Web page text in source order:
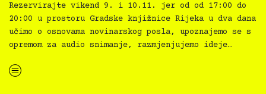
Rezervirajte vikend 9. i 10.11. jer od od 17:00 do
20:00 u prostoru Gradske knjižnice Rijeka u dva dana
učimo o osnovama novinarskog posla, upoznajemo se s
opremom za audio snimanje, razmjenjujemo ideje…
“Radio Benčić — medijska radionica za mlade”